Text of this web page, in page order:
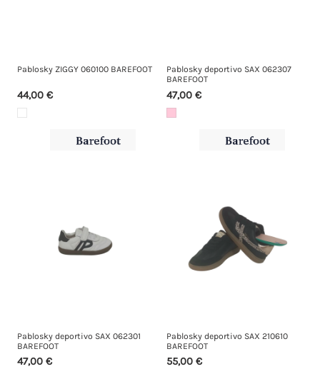
Pablosky ZIGGY 060100 BAREFOOT
44,00 €
Pablosky deportivo SAX 062307
BAREFOOT
47,00 €
Pablosky deportivo SAX 062301
BAREFOOT
47,00 €
Pablosky deportivo SAX 210610
BAREFOOT
55,00 €